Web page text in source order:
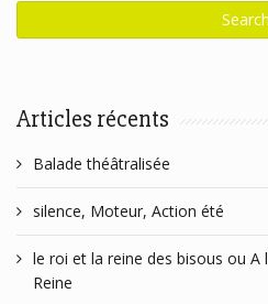
Articles récents
Balade théâtralisée
silence, Moteur, Action été
le roi et la reine des bisous ou A
Reine